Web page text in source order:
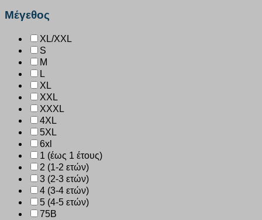
Μέγεθος
XL/XXL
S
M
L
XL
XXL
XXXL
4XL
5XL
6xl
1 (έως 1 έτους)
2 (1-2 ετών)
3 (2-3 ετών)
4 (3-4 ετών)
5 (4-5 ετών)
75B